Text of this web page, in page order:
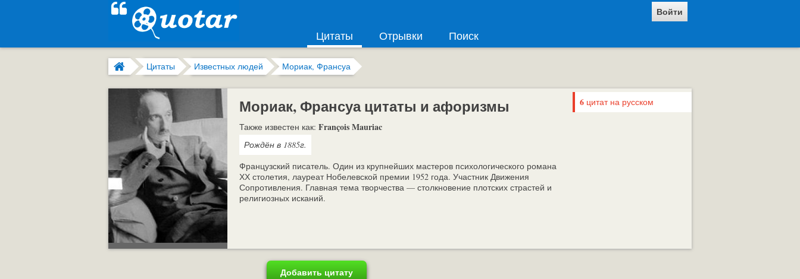
Войти
Цитаты Отрывки Поиск
Цитаты Известных людей Мориак, Франсуа
Мориак, Франсуа цитаты и афоризмы
Также известен как: François Mauriac
Рождён в 1885г.
Французский писатель. Один из крупнейших мастеров психологического романа
ХХ столетия, лауреат Нобелевской премии 1952 года. Участник Движения
Сопротивления. Главная тема творчества — столкновение плотских страстей и
религиозных исканий.
6 цитат на русском
Добавить цитату